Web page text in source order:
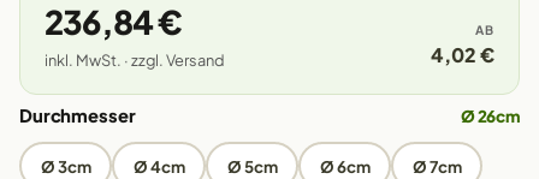
236,84 €
inkl. MwSt. · zzgl. Versand
AB
4,02 €
Durchmesser Ø 26cm
Ø 3cm Ø 4cm Ø 5cm Ø 6cm Ø 7cm